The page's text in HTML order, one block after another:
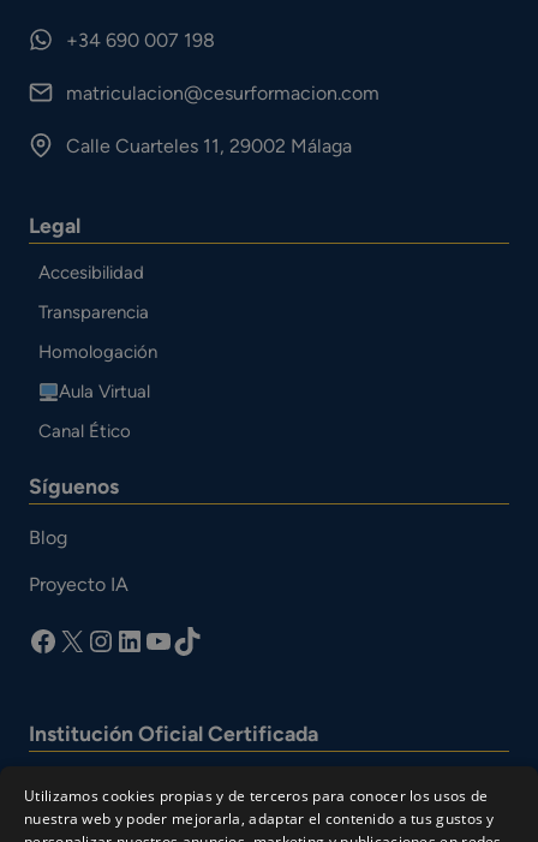
+34 690 007 198
matriculacion@cesurformacion.com
Calle Cuarteles 11, 29002 Málaga
Legal
Accesibilidad
Transparencia
Homologación
Aula Virtual
Canal Ético
Síguenos
Blog
Proyecto IA
facebook
X Instagram
LinkedIn
YouTube
TikTok
Institución Oficial Certificada
Utilizamos cookies propias y de terceros para conocer los usos de
nuestra web y poder mejorarla, adaptar el contenido a tus gustos y